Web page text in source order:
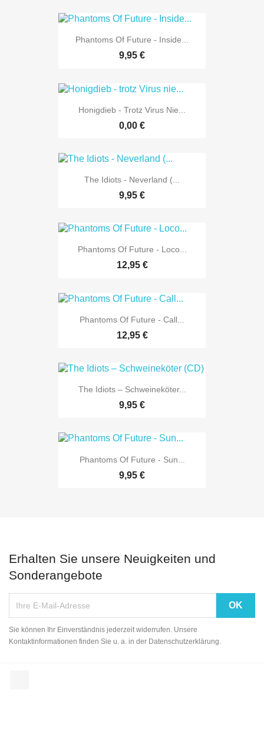
Phantoms Of Future - Inside...
9,95 €
Honigdieb - Trotz Virus Nie...
0,00 €
The Idiots - Neverland (...
9,95 €
Phantoms Of Future - Loco...
12,95 €
Phantoms Of Future - Call...
12,95 €
The Idiots – Schweineköter...
9,95 €
Phantoms Of Future - Sun...
9,95 €
Erhalten Sie unsere Neuigkeiten und
Sonderangebote
Sie können Ihr Einverständnis jederzeit widerrufen. Unsere
Kontaktinformationen finden Sie u. a. in der Datenschutzerklärung.